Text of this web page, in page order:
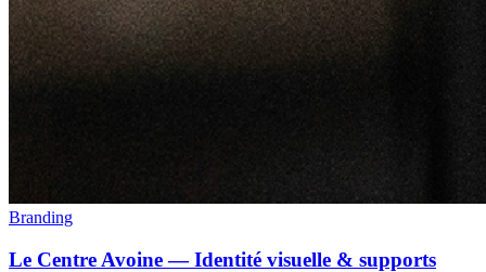
Branding
Le Centre Avoine — Identité visuelle & supports